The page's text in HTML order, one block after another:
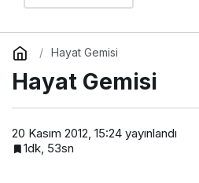
Hayat Gemisi
Hayat Gemisi
20 Kasım 2012, 15:24 yayınlandı
1dk, 53sn